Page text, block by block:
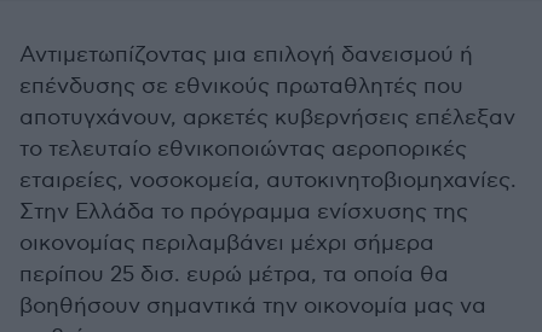
Αντιμετωπίζοντας μια επιλογή δανεισμού ή
επένδυσης σε εθνικούς πρωταθλητές που
αποτυγχάνουν, αρκετές κυβερνήσεις επέλεξαν
το τελευταίο εθνικοποιώντας αεροπορικές
εταιρείες, νοσοκομεία, αυτοκινητοβιομηχανίες.
Στην Ελλάδα το πρόγραμμα ενίσχυσης της
οικονομίας περιλαμβάνει μέχρι σήμερα
περίπου 25 δισ. ευρώ μέτρα, τα οποία θα
βοηθήσουν σημαντικά την οικονομία μας να